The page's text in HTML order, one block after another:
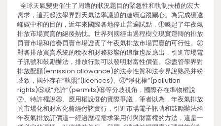
全球天氣變更催生了周遭的狀況題目的緊急性和軌制扶植的宏大
需求，這惹起法學界對天氣法學議題的連續追蹤關心。為完成碳達
峰碳中和的目的，近年來國際各地停止普遍試點，①喚起了年夜氣
排放市場買賣的絕後熱忱。世界列國經由過程樹立現實運轉的排放
買賣市場和信譽買賣市場證實了年夜氣排放市場買賣的可行性。②
對各排放買賣系統的稅收和財務影響的追蹤也反應出，引進市場電
子訊號和鼓勵辦法，排放行動可以發明財富性價值。③盡管學界對
排放配額(emission allowance)的法令性質和法令界說熟悉并紛
歧致，國外存在“執照”(licences)、④“淨化權”(pollution
rights)⑤或“允許”(permits)⑥等分歧視角，國際存在準物權說
⑦、特許權說⑧、應用權說⑨的實際爭議，筆者以為，年夜氣排放
的市場化和財富化曾經付諸實行，引進市場電子訊號和鼓勵辦法給
年夜氣排放訂價這一經過歷程需求采用付與財富權的方法，這是一